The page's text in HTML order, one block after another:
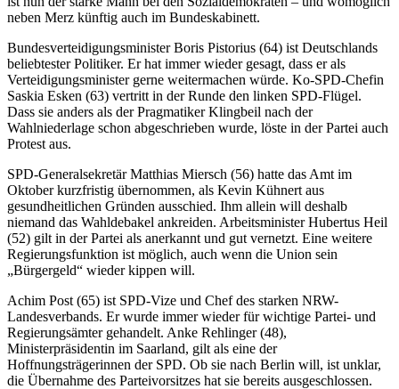
neben Merz künftig auch im Bundeskabinett.
Bundesverteidigungsminister Boris Pistorius (64) ist Deutschlands
beliebtester Politiker. Er hat immer wieder gesagt, dass er als
Verteidigungsminister gerne weitermachen würde. Ko-SPD-Chefin
Saskia Esken (63) vertritt in der Runde den linken SPD-Flügel.
Dass sie anders als der Pragmatiker Klingbeil nach der
Wahlniederlage schon abgeschrieben wurde, löste in der Partei auch
Protest aus.
SPD-Generalsekretär Matthias Miersch (56) hatte das Amt im
Oktober kurzfristig übernommen, als Kevin Kühnert aus
gesundheitlichen Gründen ausschied. Ihm allein will deshalb
niemand das Wahldebakel ankreiden. Arbeitsminister Hubertus Heil
(52) gilt in der Partei als anerkannt und gut vernetzt. Eine weitere
Regierungsfunktion ist möglich, auch wenn die Union sein
„Bürgergeld“ wieder kippen will.
Achim Post (65) ist SPD-Vize und Chef des starken NRW-
Landesverbands. Er wurde immer wieder für wichtige Partei- und
Regierungsämter gehandelt. Anke Rehlinger (48),
Ministerpräsidentin im Saarland, gilt als eine der
Hoffnungsträgerinnen der SPD. Ob sie nach Berlin will, ist unklar,
die Übernahme des Parteivorsitzes hat sie bereits ausgeschlossen.